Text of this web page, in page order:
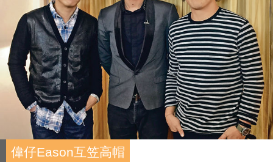
偉仔Eason互笠高帽